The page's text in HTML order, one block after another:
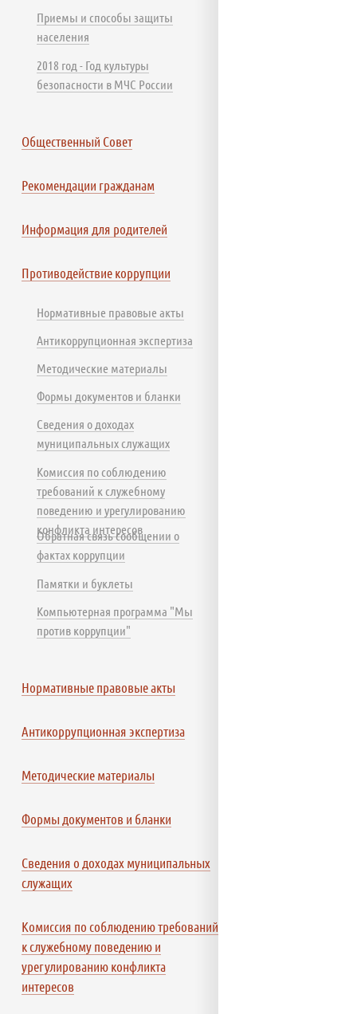
Приемы и способы защиты
населения
2018 год - Год культуры
безопасности в МЧС России
Общественный Совет
Рекомендации гражданам
Информация для родителей
Противодействие коррупции
Нормативные правовые акты
Антикоррупционная экспертиза
Методические материалы
Формы документов и бланки
Сведения о доходах
муниципальных служащих
Комиссия по соблюдению
требований к служебному
поведению и урегулированию
конфликта интересов
Обратная связь сообщении о
фактах коррупции
Памятки и буклеты
Компьютерная программа "Мы
против коррупции"
Нормативные правовые акты
Антикоррупционная экспертиза
Методические материалы
Формы документов и бланки
Сведения о доходах муниципальных
служащих
Комиссия по соблюдению требований
к служебному поведению и
урегулированию конфликта
интересов